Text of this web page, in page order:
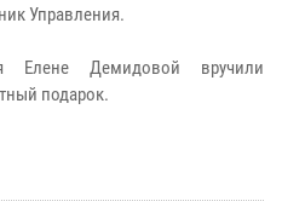
Управления.
Елене Демидовой вручили
подарок.